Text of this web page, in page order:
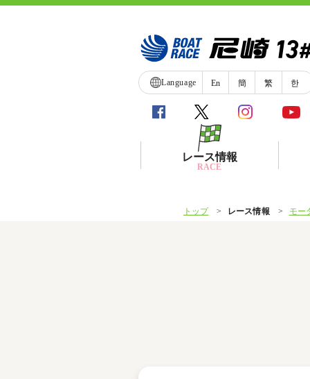
Language En 簡 繁 한
レース情報
RACE
トップ レース情報 モー